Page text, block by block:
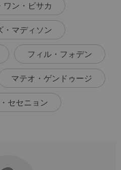
ワン・ビサカ
・マディソン
フィル・フォデン
マテオ・ゲンドゥージ
セセニョン